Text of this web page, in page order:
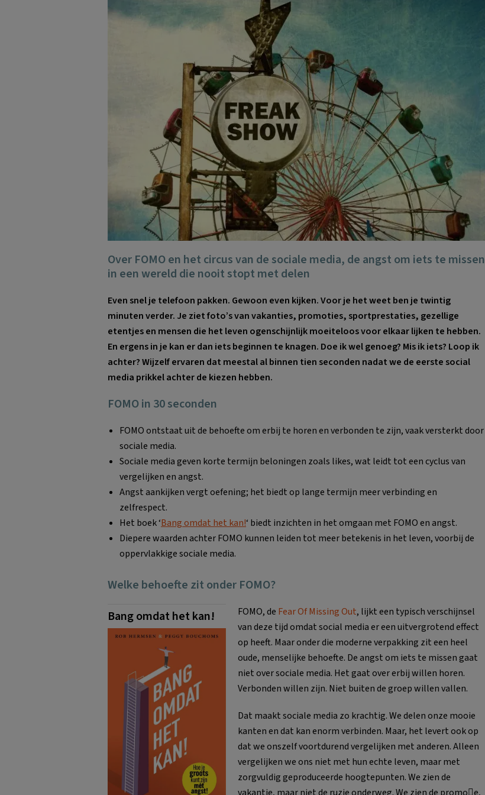
Over FOMO en het circus van de sociale media, de angst om iets te missen
in een wereld die nooit stopt met delen
Even snel je telefoon pakken. Gewoon even kijken. Voor je het weet ben je twintig
minuten verder. Je ziet foto’s van vakanties, promoties, sportprestaties, gezellige
etentjes en mensen die het leven ogenschijnlijk moeiteloos voor elkaar lijken te hebben.
En ergens in je kan er dan iets beginnen te knagen. Doe ik wel genoeg? Mis ik iets? Loop ik
achter? Wijzelf ervaren dat meestal al binnen tien seconden nadat we de eerste social
media prikkel achter de kiezen hebben.
FOMO in 30 seconden
FOMO ontstaat uit de behoefte om erbij te horen en verbonden te zijn, vaak versterkt door
sociale media.
Sociale media geven korte termijn beloningen zoals likes, wat leidt tot een cyclus van
vergelijken en angst.
Angst aankijken vergt oefening; het biedt op lange termijn meer verbinding en
zelfrespect.
Het boek ‘Bang omdat het kan!‘ biedt inzichten in het omgaan met FOMO en angst.
Diepere waarden achter FOMO kunnen leiden tot meer betekenis in het leven, voorbij de
oppervlakkige sociale media.
Welke behoefte zit onder FOMO?
Bang omdat het kan!
FOMO, de Fear Of Missing Out, lijkt een typisch verschijnsel
van deze tijd omdat social media er een uitvergrotend effect
op heeft. Maar onder die moderne verpakking zit een heel
oude, menselijke behoefte. De angst om iets te missen gaat
niet over sociale media. Het gaat over erbij willen horen.
Verbonden willen zijn. Niet buiten de groep willen vallen.
Dat maakt sociale media zo krachtig. We delen onze mooie
kanten en dat kan enorm verbinden. Maar, het levert ook op
dat we onszelf voortdurend vergelijken met anderen. Alleen
vergelijken we ons niet met hun echte leven, maar met
zorgvuldig geproduceerde hoogtepunten. We zien de
vakantie, maar niet de ruzie onderweg. We zien de promo􀆟e,